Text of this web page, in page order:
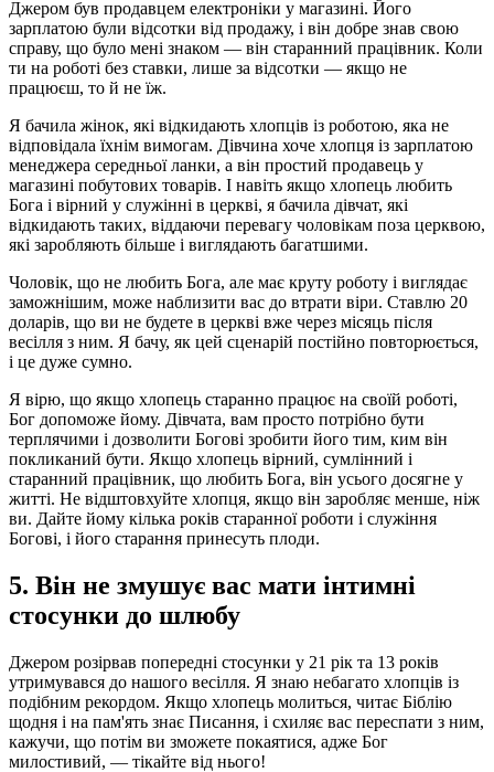
Джером був продавцем електроніки у магазині. Його
зарплатою були відсотки від продажу, і він добре знав свою
справу, що було мені знаком — він старанний працівник. Коли
ти на роботі без ставки, лише за відсотки — якщо не
працюєш, то й не їж.
Я бачила жінок, які відкидають хлопців із роботою, яка не
відповідала їхнім вимогам. Дівчина хоче хлопця із зарплатою
менеджера середньої ланки, а він простий продавець у
магазині побутових товарів. І навіть якщо хлопець любить
Бога і вірний у служінні в церкві, я бачила дівчат, які
відкидають таких, віддаючи перевагу чоловікам поза церквою,
які заробляють більше і виглядають багатшими.
Чоловік, що не любить Бога, але має круту роботу і виглядає
заможнішим, може наблизити вас до втрати віри. Ставлю 20
доларів, що ви не будете в церкві вже через місяць після
весілля з ним. Я бачу, як цей сценарій постійно повторюється,
і це дуже сумно.
Я вірю, що якщо хлопець старанно працює на своїй роботі,
Бог допоможе йому. Дівчата, вам просто потрібно бути
терплячими і дозволити Богові зробити його тим, ким він
покликаний бути. Якщо хлопець вірний, сумлінний і
старанний працівник, що любить Бога, він усього досягне у
житті. Не відштовхуйте хлопця, якщо він заробляє менше, ніж
ви. Дайте йому кілька років старанної роботи і служіння
Богові, і його старання принесуть плоди.
5. Він не змушує вас мати інтимні
стосунки до шлюбу
Джером розірвав попередні стосунки у 21 рік та 13 років
утримувався до нашого весілля. Я знаю небагато хлопців із
подібним рекордом. Якщо хлопець молиться, читає Біблію
щодня і на пам'ять знає Писання, і схиляє вас переспати з ним,
кажучи, що потім ви зможете покаятися, адже Бог
милостивий, — тікайте від нього!